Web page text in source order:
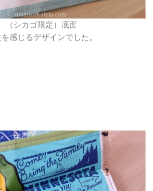
（シカゴ限定）底面
感じるデザインでした。